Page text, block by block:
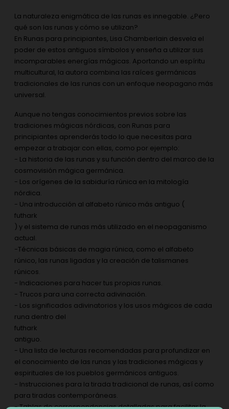
La naturaleza enigmática de las runas es innegable. ¿Pero
qué son las runas y cómo se utilizan?
En Runas para principiantes, Lisa Chamberlain desvela el
poder de estos antiguos símbolos y enseña a utilizar sus
incomparables energías mágicas. Aportando un espíritu
multicultural, la autora combina las raíces germánicas
tradicionales de las runas con un enfoque neopagano más
universal.
Aunque no tengas conocimientos previos sobre las
tradiciones mágicas nórdicas, con Runas para
principiantes aprenderás todo lo que necesitas para
empezar a trabajar con ellas, como por ejemplo:
- La historia de las runas y su función dentro del marco de la
cosmovisión mágica germánica.
- Los orígenes de la sabiduría rúnica en la mitología
nórdica.
- Una introducción al alfabeto rúnico más antiguo (
futhark
) y el sistema de runas más utilizado en el neopaganismo
actual.
-Técnicas básicas de magia rúnica, como el alfabeto
rúnico, las runas ligadas y la creación de talismanes
rúnicos.
- Indicaciones para hacer tus propias runas.
- Trucos para una correcta adivinación.
- Los significados adivinatorios y los usos mágicos de cada
runa dentro del
futhark
antiguo.
- Una lista de lecturas recomendadas para profundizar en
el conocimiento de las runas y las tradiciones mágicas y
espirituales de los pueblos germánicos antiguos.
- Instrucciones para la tirada tradicional de runas, así como
para tiradas contemporáneas.
- Tablas de correspondencias detalladas para facilitar la